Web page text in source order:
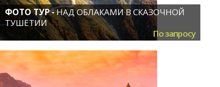
ФОТО ТУР -НАД ОБЛАКАМИ В СКАЗОЧНОЙ
ТУШЕТИИ
По запросу